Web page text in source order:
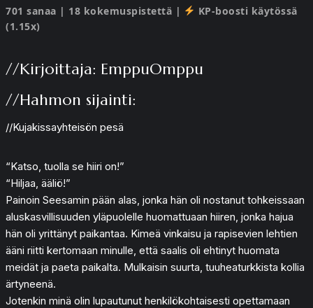
701 sanaa | 18 kokemuspistettä |
KP-boosti käytössä
(1.15x)
//Kirjoittaja: EmppuOmppu
//Hahmon sijainti:
//Kujakissayhteisön pesä
“Katso, tuolla se hiiri on!”
“Hiljaa, ääliö!”
Painoin Seesamin pään alas, jonka hän oli nostanut tohkeissaan
aluskasvillisuuden yläpuolelle huomattuaan hiiren, jonka hajua
hän oli yrittänyt paikantaa. Kimeä vinkaisu ja rapisevien lehtien
ääni riitti kertomaan minulle, että saalis oli ehtinyt huomata
meidät ja paeta paikalta. Mulkaisin suurta, tuuheaturkkista kollia
ärtyneenä.
Jotenkin minä olin lupautunut henkilökohtaisesti opettamaan